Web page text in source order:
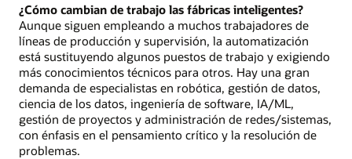
¿Cómo cambian de trabajo las fábricas inteligentes?
Aunque siguen empleando a muchos trabajadores de
líneas de producción y supervisión, la automatización
está sustituyendo algunos puestos de trabajo y exigiendo
más conocimientos técnicos para otros. Hay una gran
demanda de especialistas en robótica, gestión de datos,
ciencia de los datos, ingeniería de software, IA/ML,
gestión de proyectos y administración de redes/sistemas,
con énfasis en el pensamiento crítico y la resolución de
problemas.